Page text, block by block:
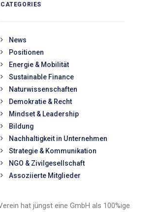
CATEGORIES
News
Positionen
Energie & Mobilität
Sustainable Finance
Naturwissenschaften
Demokratie & Recht
Mindset & Leadership
Bildung
Nachhaltigkeit in Unternehmen
Strategie & Kommunikation
NGO & Zivilgesellschaft
Assoziierte Mitglieder
hat jüngst eine GmbH als 100%ige